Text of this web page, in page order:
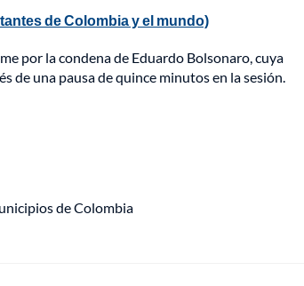
de Colombia y el mundo)
por la condena de Eduardo Bolsonaro, cuya
de una pausa de quince minutos en la sesión.
de Colombia